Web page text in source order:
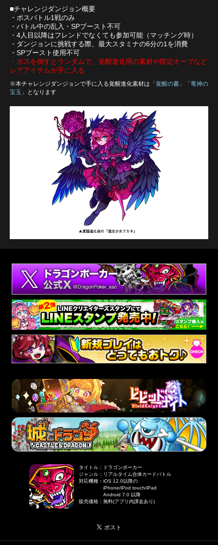
■チャレンジダンジョン概要
・ボスバトル1戦のみ
・バトル中の乱入・SPブースト不可
・4人目以降はフレンドでなくても参加可能（マッチング時）
・ダンジョンに挑戦する際、最大スタミナの6分の1を消費
・SPブースト使用不可
・ボスを倒すとランダムで、覚醒進化用の素材や限定オーブなど
レアアイテムが手に入る
※本チャレンジダンジョンで手に入る覚醒進化素材は 「覚醒の書」「竜神の
宝玉」
となります
タイトル ：
ドラゴンポーカー
ジャンル ： リアルタイム合体カードバトル
対応機種 ：iOS 12.0以降の
iPhone/iPod touch/iPad
Android 7.0 以降
販売価格 ：無料(アプリ内課金あり)